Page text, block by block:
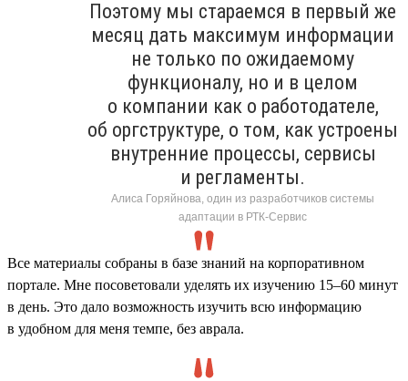
Поэтому мы стараемся в первый же
месяц дать максимум информации
не только по ожидаемому
функционалу, но и в целом
о компании как о работодателе,
об оргструктуре, о том, как устроены
внутренние процессы, сервисы
и регламенты.
Алиса Горяйнова, один из разработчиков системы
адаптации в РТК-Сервис
Все материалы собраны в базе знаний на корпоративном
портале. Мне посоветовали уделять их изучению 15–60 минут
в день. Это дало возможность изучить всю информацию
в удобном для меня темпе, без аврала.